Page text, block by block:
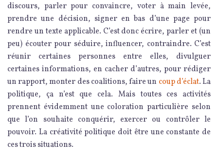
discours, parler pour convaincre, voter à main levée,
prendre une décision, signer en bas d’une page pour
rendre un texte applicable. C’est donc écrire, parler et (un
peu) écouter pour séduire, influencer, contraindre. C’est
réunir certaines personnes entre elles, divulguer
certaines informations, en cacher d’autres, pour rédiger
un rapport, monter des coalitions, faire un coup d’éclat. La
politique, ça n’est que cela. Mais toutes ces activités
prennent évidemment une coloration particulière selon
que l’on souhaite conquérir, exercer ou contrôler le
pouvoir. La créativité politique doit être une constante de
ces trois situations.